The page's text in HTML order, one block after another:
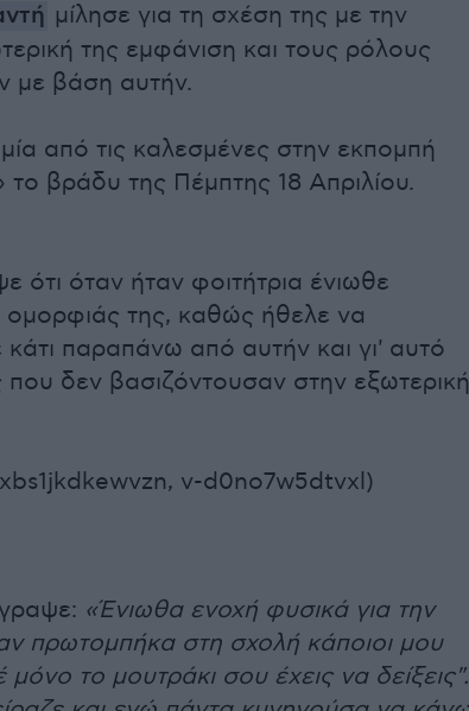
μίλησε για τη σχέση της με την
της εμφάνιση και τους ρόλους
με βάση αυτήν.
από τις καλεσμένες στην εκπομπή
βράδυ της Πέμπτης 18 Απριλίου.
ότι όταν ήταν φοιτήτρια ένιωθε
της, καθώς ήθελε να
κάτι παραπάνω από αυτήν και γι' αυτό
δεν βασιζόντουσαν στην εξωτερική
v-d0no7w5dtvxl)
«Ένιωθα ενοχή φυσικά για την
πρωτομπήκα στη σχολή κάποιοι μου
το μουτράκι σου έχεις να δείξεις".